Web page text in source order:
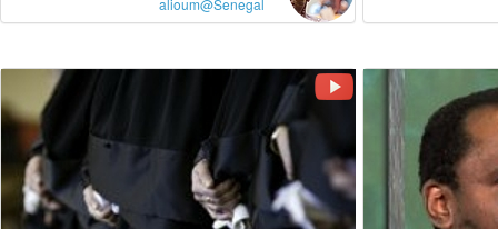
alioum@Senegal